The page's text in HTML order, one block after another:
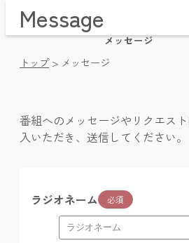
Home / トップペ
Time Table / 番組
Message / メッ
Videos / 動画ア
Facebook / フェ
Message
メッセージ
トップ> メッセージ
番組へのメッセージやリクエス
入いただき、送信してください。
ラジオネーム 必須